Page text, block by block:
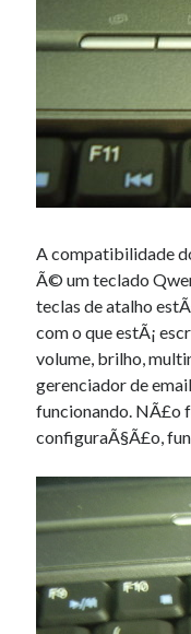
A compatibilidade
Ã© um teclado
teclas de atalho
com o que estÃ¡
volume, brilho,
gerenciador de
funcionando. NÃ£o
configuraÃ§Ã£o,